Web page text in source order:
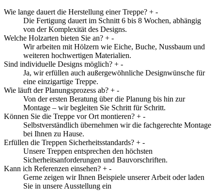
Wie lange dauert die Herstellung einer Treppe? + -
Die Fertigung dauert im Schnitt 6 bis 8 Wochen, abhängig
von der Komplexität des Designs.
Welche Holzarten bieten Sie an? + -
Wir arbeiten mit Hölzern wie Eiche, Buche, Nussbaum und
weiteren hochwertigen Materialien.
Sind individuelle Designs möglich? + -
Ja, wir erfüllen auch außergewöhnliche Designwünsche für
eine einzigartige Treppe.
Wie läuft der Planungsprozess ab? + -
Von der ersten Beratung über die Planung bis hin zur
Montage – wir begleiten Sie Schritt für Schritt.
Können Sie die Treppe vor Ort montieren? + -
Selbstverständlich übernehmen wir die fachgerechte Montage
bei Ihnen zu Hause.
Erfüllen die Treppen Sicherheitsstandards? + -
Unsere Treppen entsprechen den höchsten
Sicherheitsanforderungen und Bauvorschriften.
Kann ich Referenzen einsehen? + -
Gerne zeigen wir Ihnen Beispiele unserer Arbeit oder laden
Sie in unsere Ausstellung ein